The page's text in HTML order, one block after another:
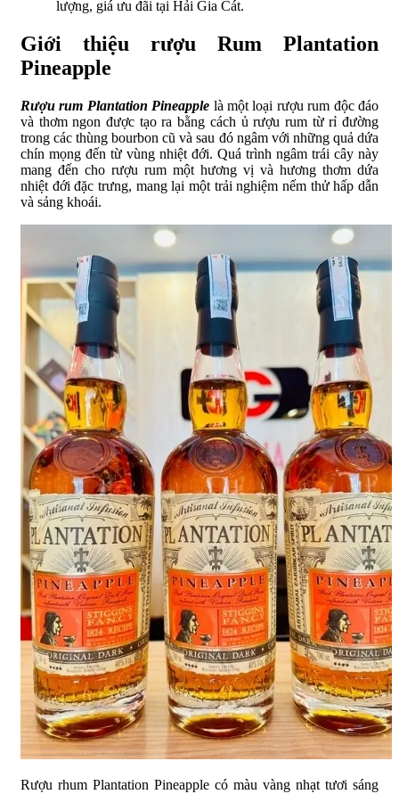
lượng, giá ưu đãi tại Hải Gia Cát.
Giới thiệu rượu Rum Plantation
Pineapple
Rượu rum Plantation Pineapple là một loại rượu rum độc đáo
và thơm ngon được tạo ra bằng cách ủ rượu rum từ rỉ đường
trong các thùng bourbon cũ và sau đó ngâm với những quả dứa
chín mọng đến từ vùng nhiệt đới. Quá trình ngâm trái cây này
mang đến cho rượu rum một hương vị và hương thơm dứa
nhiệt đới đặc trưng, mang lại một trải nghiệm nếm thử hấp dẫn
và sảng khoái.
Rượu rhum Plantation Pineapple có màu vàng nhạt tươi sáng